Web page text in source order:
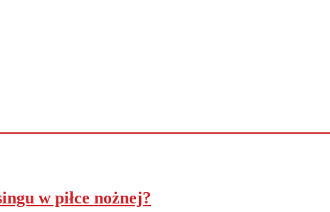
w piłce nożnej?